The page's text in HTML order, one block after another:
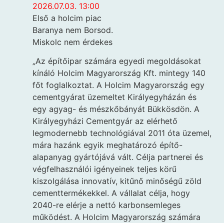
2026.07.03. 13:00
Első a holcim piac
Baranya nem Borsod.
Miskolc nem érdekes
„Az építőipar számára egyedi megoldásokat
kínáló Holcim Magyarország Kft. mintegy 140
főt foglalkoztat. A Holcim Magyarország egy
cementgyárat üzemeltet Királyegyházán és
egy agyag- és mészkőbányát Bükkösdön. A
Királyegyházi Cementgyár az elérhető
legmodernebb technológiával 2011 óta üzemel,
mára hazánk egyik meghatározó építő-
alapanyag gyártójává vált. Célja partnerei és
végfelhasználói igényeinek teljes körű
kiszolgálása innovatív, kitűnő minőségű zöld
cementtermékekkel. A vállalat célja, hogy
2040-re elérje a nettó karbonsemleges
működést. A Holcim Magyarország számára